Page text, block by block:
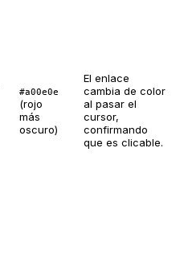
#a00e0e
(rojo
más
oscuro)
El enlace
cambia de color
al pasar el
cursor,
confirmando
que es clicable.